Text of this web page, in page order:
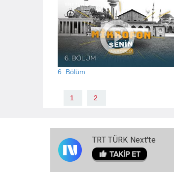
6. Bölüm
1 2
TRT TÜRK Next'te